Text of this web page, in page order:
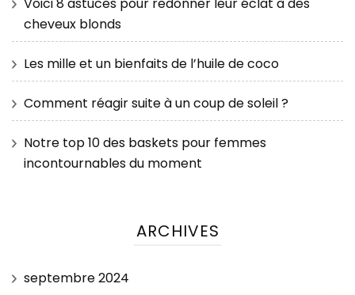
Voici 8 astuces pour redonner leur éclat à des
cheveux blonds
Les mille et un bienfaits de l’huile de coco
Comment réagir suite à un coup de soleil ?
Notre top 10 des baskets pour femmes
incontournables du moment
ARCHIVES
septembre 2024